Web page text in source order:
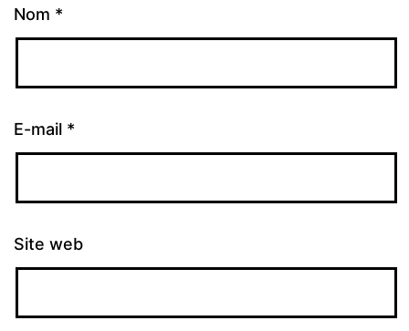
Nom *
E-mail *
Site web